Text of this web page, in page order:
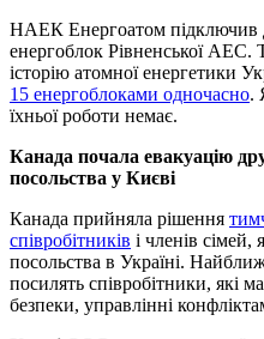
НАЕК Енергоатом підключив
енергоблок Рівненської
історію атомної енергетики
15 енергоблоками одночасно.
їхньої роботи немає.
Канада почала евакуацію
посольства у Києві
Канада прийняла рішення
співробітників і членів сімей,
посольства в Україні.
посилять співробітники, які
безпеки, управлінні